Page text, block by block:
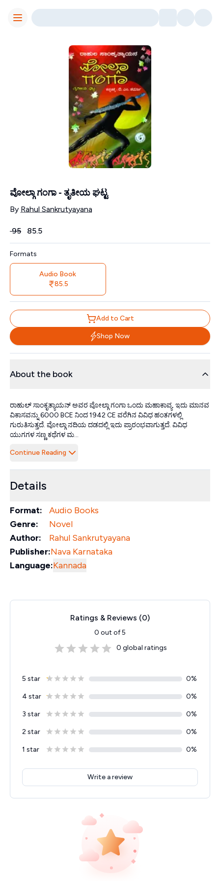
Toggle Menu
ವೋಲ್ಗಾ ಗಂಗಾ - ತೃತೀಯ ಘಟ್ಟ
Contributors
By Rahul Sankrutyayana
Price
₹95 85.5
Formats
Audio Book
85.5
Add to Cart
Shop Now
About the book
ರಾಹುಲ್ ಸಾಂಕೃತ್ಯಾಯನ್ ಅವರ ವೋಲ್ಗಾ ಗಂಗಾ ಒಂದು ಮಹಾಕಾವ್ಯ. ಇದು ಮಾನವ
ವಿಕಾಸವನ್ನು 6000 BCE ನಿಂದ 1942 CE ವರೆಗಿನ ವಿವಿಧ ಹಂತಗಳಲ್ಲಿ
ಗುರುತಿಸುತ್ತದೆ. ವೋಲ್ಗಾ ನದಿಯ ದಡದಲ್ಲಿ ಇದು ಪ್ರಾರಂಭವಾಗುತ್ತದೆ. ವಿವಿಧ
ಯುಗಗಳ ಸಣ್ಣ ಕಥೆಗಳ ಮ...
Continue Reading
Details
Format:
Audio Books
Genre:
Novel
Author:
Rahul Sankrutyayana
Publisher:Nava Karnataka
Language:Kannada
Ratings & Reviews (0)
0 out of 5
0 global ratings
5 star 0%
4 star 0%
3 star 0%
2 star 0%
1 star 0%
Write a review